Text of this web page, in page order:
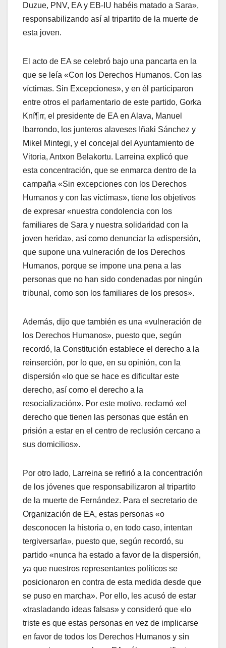
Duzue, PNV, EA y EB-IU habéis matado a Sara»,
responsabilizando así­ al tripartito de la muerte de
esta joven.
El acto de EA se celebró bajo una pancarta en la
que se leí­a «Con los Derechos Humanos. Con las
ví­ctimas. Sin Excepciones», y en él participaron
entre otros el parlamentario de este partido, Gorka
Kní¶rr, el presidente de EA en Alava, Manuel
Ibarrondo, los junteros alaveses Iñaki Sánchez y
Mikel Mintegi, y el concejal del Ayuntamiento de
Vitoria, Antxon Belakortu. Larreina explicó que
esta concentración, que se enmarca dentro de la
campaña «Sin excepciones con los Derechos
Humanos y con las ví­ctimas», tiene los objetivos
de expresar «nuestra condolencia con los
familiares de Sara y nuestra solidaridad con la
joven herida», así­ como denunciar la «dispersión,
que supone una vulneración de los Derechos
Humanos, porque se impone una pena a las
personas que no han sido condenadas por ningún
tribunal, como son los familiares de los presos».
Además, dijo que también es una «vulneración de
los Derechos Humanos», puesto que, según
recordó, la Constitución establece el derecho a la
reinserción, por lo que, en su opinión, con la
dispersión «lo que se hace es dificultar este
derecho, así­ como el derecho a la
resocialización». Por este motivo, reclamó «el
derecho que tienen las personas que están en
prisión a estar en el centro de reclusión cercano a
sus domicilios».
Por otro lado, Larreina se refirió a la concentración
de los jóvenes que responsabilizaron al tripartito
de la muerte de Fernández. Para el secretario de
Organización de EA, estas personas «o
desconocen la historia o, en todo caso, intentan
tergiversarla», puesto que, según recordó, su
partido «nunca ha estado a favor de la dispersión,
ya que nuestros representantes polí­ticos se
posicionaron en contra de esta medida desde que
se puso en marcha». Por ello, les acusó de estar
«trasladando ideas falsas» y consideró que «lo
triste es que estas personas en vez de implicarse
en favor de todos los Derechos Humanos y sin